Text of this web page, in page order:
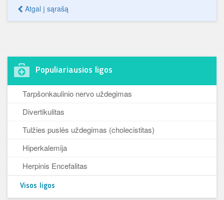
Atgal į sąrašą
Populiariausios ligos
Tarpšonkaulinio nervo uždegimas
Divertikulitas
Tulžies puslės uždegimas (cholecistitas)
Hiperkalemija
Herpinis Encefalitas
Visos ligos